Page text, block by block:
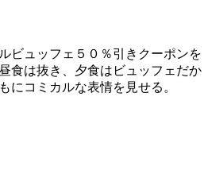
ビュッフェ５０％引きクーポンを
食は抜き、夕食はビュッフェだか
にコミカルな表情を見せる。